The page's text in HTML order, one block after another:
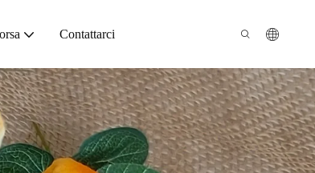
Contattarci